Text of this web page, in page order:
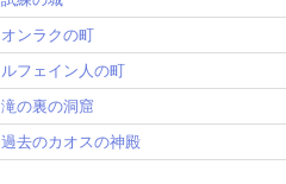
オンラクの町
ルフェイン人の町
滝の裏の洞窟
過去のカオスの神殿